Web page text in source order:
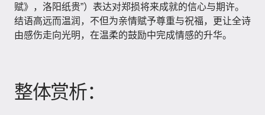
赋》，洛阳纸贵”）表达对郑损将来成就的信心与期许。
结语高远而温润，不但为亲情赋予尊重与祝福，更让全诗
由感伤走向光明，在温柔的鼓励中完成情感的升华。
整体赏析：